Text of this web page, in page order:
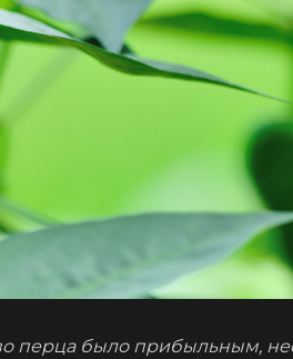
перца было прибыльным,